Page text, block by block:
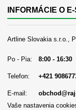
INFORMÁCIE O
Artline Slovakia s.r.o.,
Po - Pia: 8:00 - 16:30
Telefon: +421
E-mail:
Vaše nastavenia